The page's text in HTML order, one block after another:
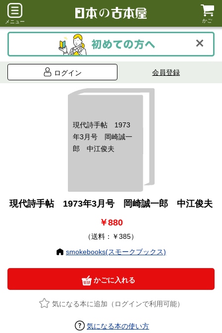
メニュー かご
ログイン 会員登録
現代詩手帖 1973
年3月号 岡崎誠一
郎 中江俊夫
現代詩手帖 1973年3月号 岡崎誠一郎 中江俊夫
￥880
（送料：￥385）
smokebooks(スモークブックス)
かごに入れる
気になる本に追加（ログインで利用可能）
気になる本の使い方